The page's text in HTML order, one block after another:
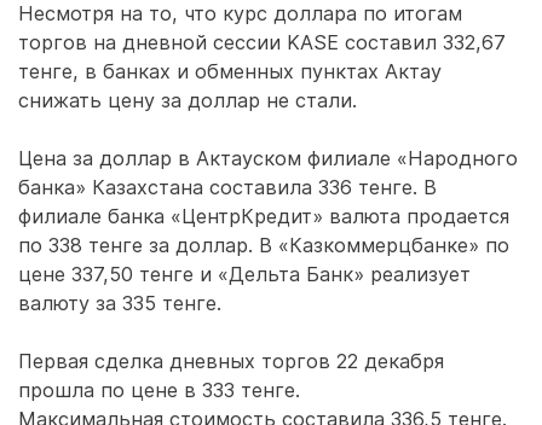
Несмотря на то, что курс доллара по итогам
торгов на дневной сессии KASE составил 332,67
тенге, в банках и обменных пунктах Актау
снижать цену за доллар не стали.
Цена за доллар в Актауском филиале «Народного
банка» Казахстана составила 336 тенге. В
филиале банка «ЦентрКредит» валюта продается
по 338 тенге за доллар. В «Казкоммерцбанке» по
цене 337,50 тенге и «Дельта Банк» реализует
валюту за 335 тенге.
Первая сделка дневных торгов 22 декабря
прошла по цене в 333 тенге.
Максимальная стоимость составила 336,5 тенге.